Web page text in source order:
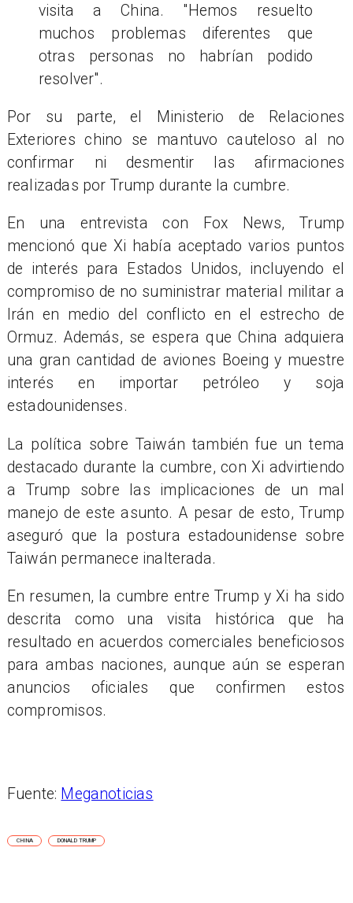
visita a China. "Hemos resuelto
muchos problemas diferentes que
otras personas no habrían podido
resolver".
Por su parte, el Ministerio de Relaciones
Exteriores chino se mantuvo cauteloso al no
confirmar ni desmentir las afirmaciones
realizadas por Trump durante la cumbre.
En una entrevista con Fox News, Trump
mencionó que Xi había aceptado varios puntos
de interés para Estados Unidos, incluyendo el
compromiso de no suministrar material militar a
Irán en medio del conflicto en el estrecho de
Ormuz. Además, se espera que China adquiera
una gran cantidad de aviones Boeing y muestre
interés en importar petróleo y soja
estadounidenses.
La política sobre Taiwán también fue un tema
destacado durante la cumbre, con Xi advirtiendo
a Trump sobre las implicaciones de un mal
manejo de este asunto. A pesar de esto, Trump
aseguró que la postura estadounidense sobre
Taiwán permanece inalterada.
En resumen, la cumbre entre Trump y Xi ha sido
descrita como una visita histórica que ha
resultado en acuerdos comerciales beneficiosos
para ambas naciones, aunque aún se esperan
anuncios oficiales que confirmen estos
compromisos.
Fuente: Meganoticias
CHINA DONALD TRUMP